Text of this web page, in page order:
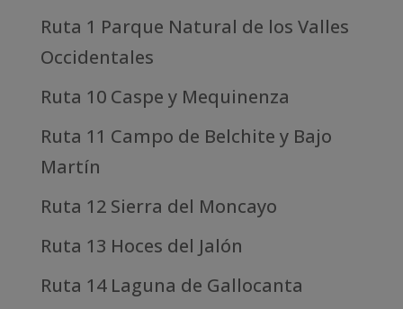
Ruta 1 Parque Natural de los Valles
Occidentales
Ruta 10 Caspe y Mequinenza
Ruta 11 Campo de Belchite y Bajo
Martín
Ruta 12 Sierra del Moncayo
Ruta 13 Hoces del Jalón
Ruta 14 Laguna de Gallocanta